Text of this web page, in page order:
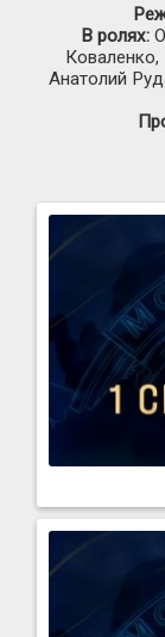
В ролях:
Анатолий